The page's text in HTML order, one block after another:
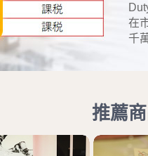
在
千
推薦